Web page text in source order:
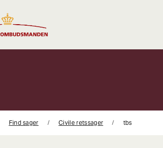
Find sager Civile retssager tbs